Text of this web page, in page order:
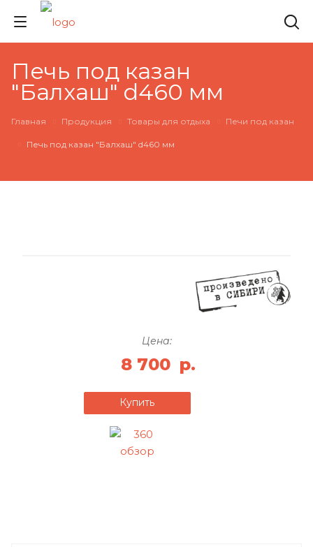
Печь под казан
"Балхаш" d460 мм
Главная Продукция Товары для отдыха Печи под казан
Печь под казан "Балхаш" d460 мм
Цена:
8 700 р.
Купить